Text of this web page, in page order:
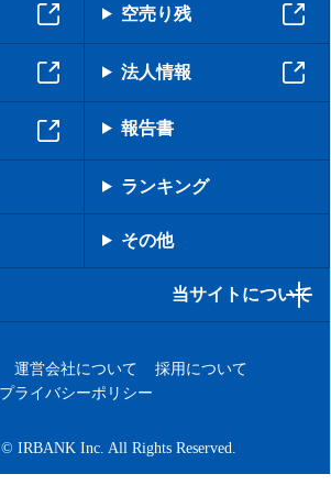
空売り残
法人情報
報告書
ランキング
その他
当サイトについて
運営会社について
採用について
プライバシーポリシー
IRBANK Inc. All Rights Reserved.